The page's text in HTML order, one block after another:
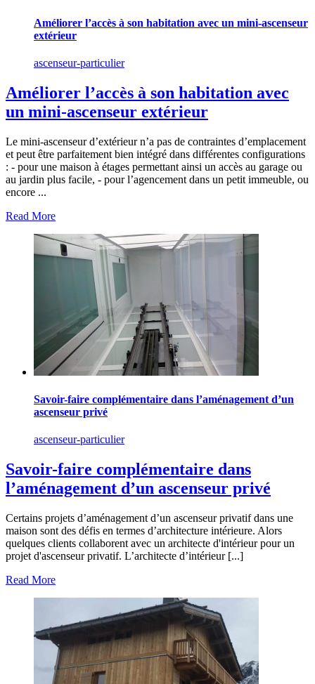
Améliorer l’accès à son habitation avec un mini-ascenseur
extérieur
ascenseur-particulier
Améliorer l’accès à son habitation avec
un mini-ascenseur extérieur
Le mini-ascenseur d’extérieur n’a pas de contraintes d’emplacement
et peut être parfaitement bien intégré dans différentes configurations
: - pour une maison à étages permettant ainsi un accès au garage ou
au jardin plus facile, - pour l’agencement dans un petit immeuble, ou
encore ...
Read More
Savoir-faire complémentaire dans l’aménagement d’un
ascenseur privé
ascenseur-particulier
Savoir-faire complémentaire dans
l’aménagement d’un ascenseur privé
Certains projets d’aménagement d’un ascenseur privatif dans une
maison sont des défis en termes d’architecture intérieure. Alors
quelques clients collaborent avec un architecte d'intérieur pour un
projet d'ascenseur privatif. L’architecte d’intérieur [...]
Read More